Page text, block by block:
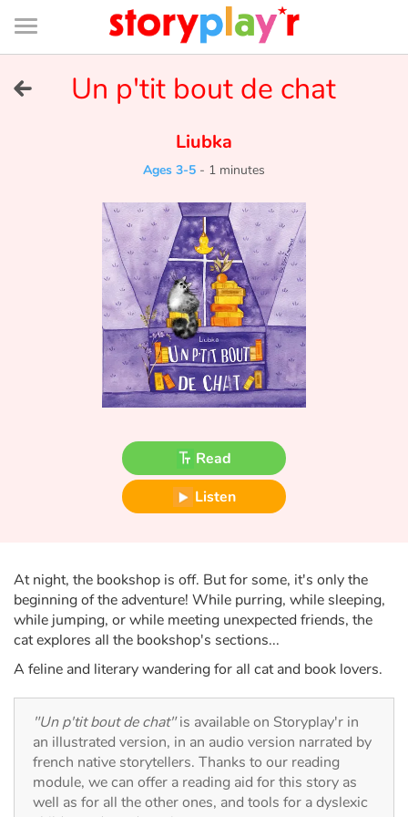
Connexion
Bibliothèque
de
page
Tales and classics in french
Princesses and princes, kings, queens and dragons
Ogres, monsters and witches
Ecology, nature, seasons
The animals
Around the world
Learning
Un p'tit bout de chat
Liubka
Ages 3-5 - 1 minutes
Read
Listen
At night, the bookshop is off. But for some, it's only the
beginning of the adventure! While purring, while sleeping,
while jumping, or while meeting unexpected friends, the
cat explores all the bookshop's sections...
A feline and literary wandering for all cat and book lovers.
"Un p'tit bout de chat"is available on Storyplay'r in
an illustrated version, in an audio version narrated by
french native storytellers. Thanks to our reading
module, we can offer a reading aid for this story as
well as for all the other ones, and tools for a dyslexic